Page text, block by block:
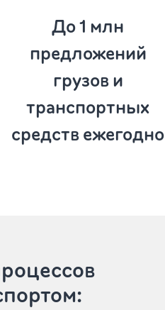
До 1 млн
предложений
грузов и
транспортных
средств ежегодно